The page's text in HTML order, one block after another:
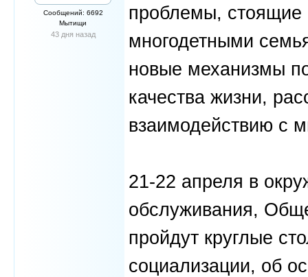
Сообщений: 6692
Мытищи
43 дня назад
проблемы, стоящие
многодетными
новые механизмы
качества жизни,
взаимодействию с
21-22 апреля в
обслуживания,
пройдут круглые
социализации, об